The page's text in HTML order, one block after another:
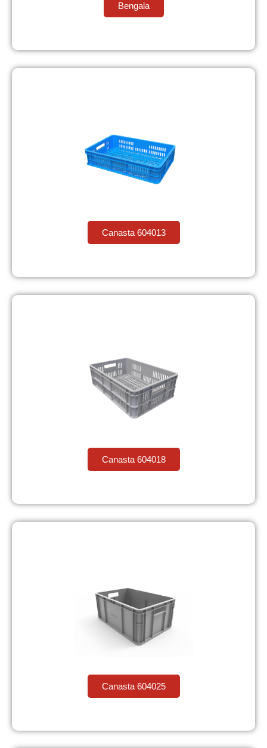
Bengala
Canasta 604013
Canasta 604018
Canasta 604025